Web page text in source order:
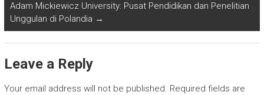
Adam Mickiewicz University: Pusat Pendidikan dan Penelitian
Unggulan di Polandia →
Leave a Reply
Your email address will not be published. Required fields are